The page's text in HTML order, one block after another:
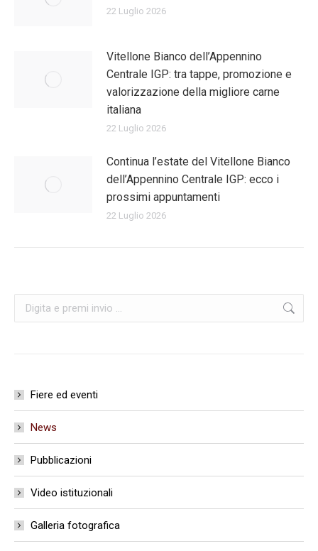
22 Luglio 2026
Vitellone Bianco dell’Appennino
Centrale IGP: tra tappe, promozione e
valorizzazione della migliore carne
italiana
22 Luglio 2026
Continua l’estate del Vitellone Bianco
dell’Appennino Centrale IGP: ecco i
prossimi appuntamenti
22 Luglio 2026
Cerca:
Fiere ed eventi
News
Pubblicazioni
Video istituzionali
Galleria fotografica